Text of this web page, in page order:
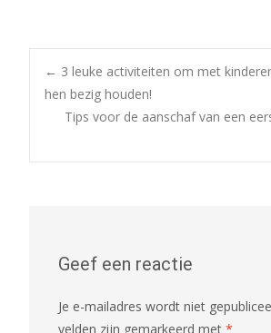
Bericht
navigatie
← 3 leuke activiteiten om met
hen bezig houden!
Tips voor de aanschaf van een
Geef een reactie
Je e-mailadres wordt niet
velden zijn gemarkeerd met *